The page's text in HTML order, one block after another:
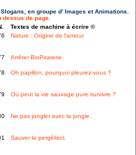
en groupe d' Images et Animations.
dessus de page.
Textes de machine à écrire ©
Nature : Origine de l'amour.
Arrêter BioPiraterie.
Oh papillon, pourquoi pleurez-vous ?
Où peut la vie sauvage pure survivre ?
Ne pas jongler avec la jungle.
Sauver le pergélisol.